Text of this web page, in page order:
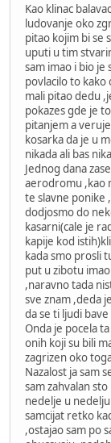
Kao klinac
ludovanje oko
pitao kojim bi se
uputi u tim
sam imao i bio je
povlacilo to kako
mali pitao dedu
pokazes gde je
pitanjem a
kosarka da je u
nikada ali bas
Jednog dana
aerodromu ,kao
te slavne ponike
dodjosmo do
kasarni(cale je
kapije kod
kada smo prosli
put u zibotu
,naravno tada
sve znam ,deda
da se ti ljudi
Onda je pocela
onih koji su bili
zagrizen oko
Nazalost ja sam
sam zahvalan
nedelje u
samcijat retko
,ostajao sam po